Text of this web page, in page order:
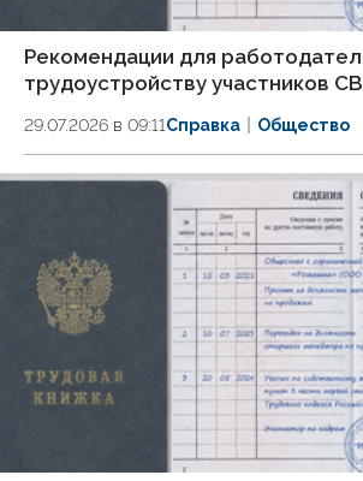
Рекомендации для
трудоустройству участников
29.07.2026 в 09:11Справка Общество